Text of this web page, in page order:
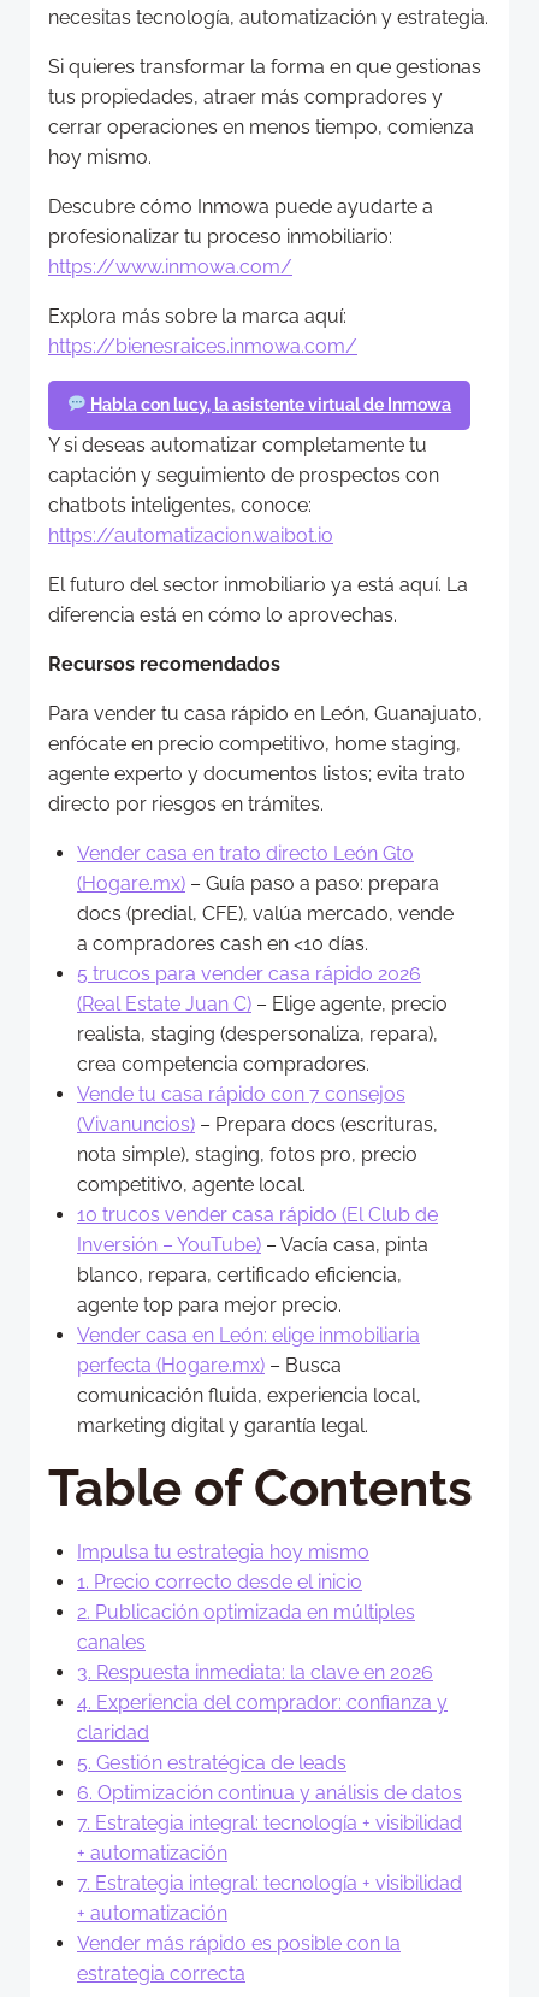
necesitas tecnología, automatización y estrategia.
Si quieres transformar la forma en que gestionas
tus propiedades, atraer más compradores y
cerrar operaciones en menos tiempo, comienza
hoy mismo.
Descubre cómo Inmowa puede ayudarte a
profesionalizar tu proceso inmobiliario:
https://www.inmowa.com/
Explora más sobre la marca aquí:
https://bienesraices.inmowa.com/
Habla con lucy, la asistente virtual de Inmowa
Y si deseas automatizar completamente tu
captación y seguimiento de prospectos con
chatbots inteligentes, conoce:
https://automatizacion.waibot.io
El futuro del sector inmobiliario ya está aquí. La
diferencia está en cómo lo aprovechas.
Recursos recomendados
Para vender tu casa rápido en León, Guanajuato,
enfócate en precio competitivo, home staging,
agente experto y documentos listos; evita trato
directo por riesgos en trámites.
Vender casa en trato directo León Gto
(Hogare.mx) – Guía paso a paso: prepara
docs (predial, CFE), valúa mercado, vende
a compradores cash en <10 días.
5 trucos para vender casa rápido 2026
(Real Estate Juan C) – Elige agente, precio
realista, staging (despersonaliza, repara),
crea competencia compradores.
Vende tu casa rápido con 7 consejos
(Vivanuncios) – Prepara docs (escrituras,
nota simple), staging, fotos pro, precio
competitivo, agente local.
10 trucos vender casa rápido (El Club de
Inversión – YouTube) – Vacía casa, pinta
blanco, repara, certificado eficiencia,
agente top para mejor precio.​
Vender casa en León: elige inmobiliaria
perfecta (Hogare.mx) – Busca
comunicación fluida, experiencia local,
marketing digital y garantía legal.
Table of Contents
Impulsa tu estrategia hoy mismo
1. Precio correcto desde el inicio
2. Publicación optimizada en múltiples
canales
3. Respuesta inmediata: la clave en 2026
4. Experiencia del comprador: confianza y
claridad
5. Gestión estratégica de leads
6. Optimización continua y análisis de datos
7. Estrategia integral: tecnología + visibilidad
+ automatización
7. Estrategia integral: tecnología + visibilidad
+ automatización
Vender más rápido es posible con la
estrategia correcta